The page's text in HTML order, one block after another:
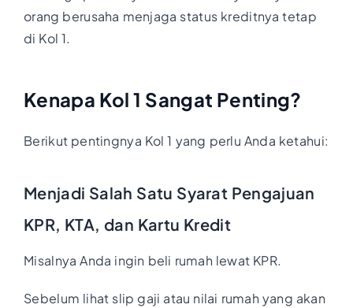
orang berusaha menjaga status kreditnya tetap
di Kol 1.
Kenapa Kol 1 Sangat Penting?
Berikut pentingnya Kol 1 yang perlu Anda ketahui:
Menjadi Salah Satu Syarat Pengajuan
KPR, KTA, dan Kartu Kredit
Misalnya Anda ingin beli rumah lewat KPR.
Sebelum lihat slip gaji atau nilai rumah yang akan